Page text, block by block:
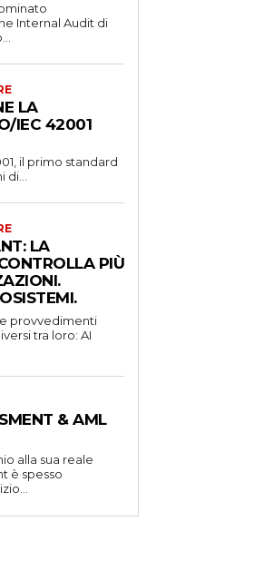
Internal Audit di
LA
IEC 42001
il primo standard
di...
LA
PIÙ
provvedimenti
tra loro: AI
& AML
alla sua reale